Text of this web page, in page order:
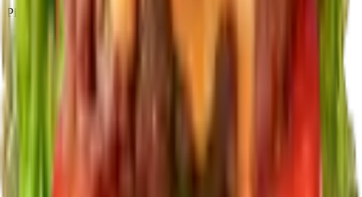
Pilih platform untuk memesan produk ini
Grab